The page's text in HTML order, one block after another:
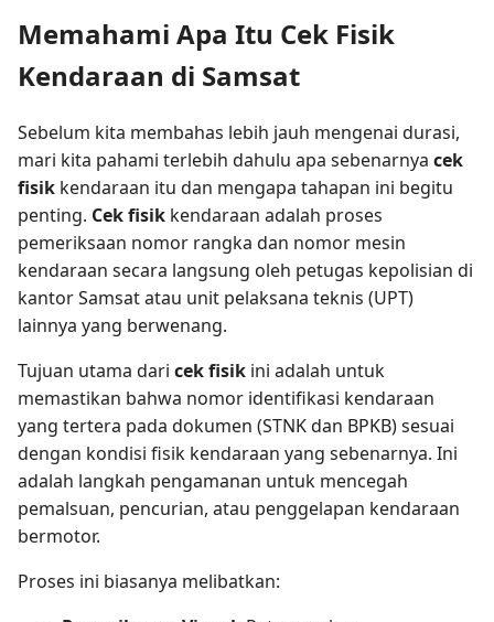
Memahami Apa Itu Cek Fisik
Kendaraan di Samsat
Sebelum kita membahas lebih jauh mengenai durasi,
mari kita pahami terlebih dahulu apa sebenarnya cek
fisik kendaraan itu dan mengapa tahapan ini begitu
penting. Cek fisik kendaraan adalah proses
pemeriksaan nomor rangka dan nomor mesin
kendaraan secara langsung oleh petugas kepolisian di
kantor Samsat atau unit pelaksana teknis (UPT)
lainnya yang berwenang.
Tujuan utama dari cek fisik ini adalah untuk
memastikan bahwa nomor identifikasi kendaraan
yang tertera pada dokumen (STNK dan BPKB) sesuai
dengan kondisi fisik kendaraan yang sebenarnya. Ini
adalah langkah pengamanan untuk mencegah
pemalsuan, pencurian, atau penggelapan kendaraan
bermotor.
Proses ini biasanya melibatkan: